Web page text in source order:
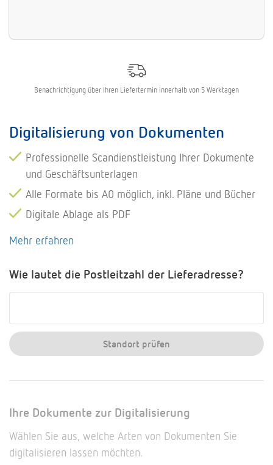
Benachrichtigung über Ihren Liefertermin innerhalb von 5 Werktagen
Digitalisierung von Dokumenten
Professionelle Scandienstleistung Ihrer Dokumente
und Geschäftsunterlagen
Alle Formate bis A0 möglich, inkl. Pläne und Bücher
Digitale Ablage als PDF
Mehr erfahren
Wie lautet die Postleitzahl der Lieferadresse?
Standort prüfen
Ihre Dokumente zur Digitalisierung
Wählen Sie aus, welche Arten von Dokumenten Sie
digitalisieren lassen möchten.